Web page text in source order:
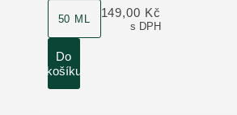
velikost produktu
50 ML
s DPH
149,00 Kč
Do
košíku